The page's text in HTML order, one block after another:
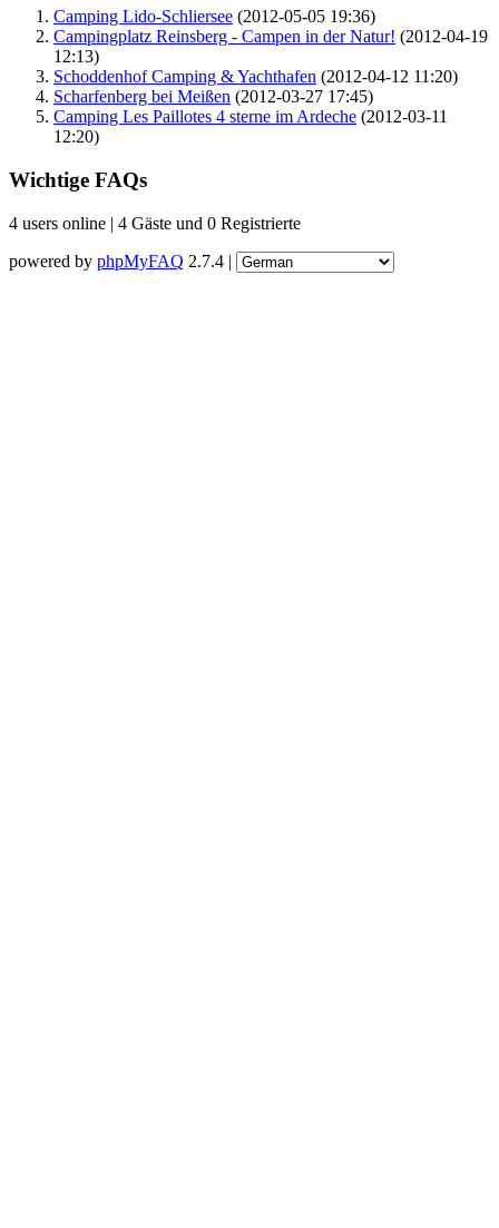
Camping Lido-Schliersee (2012-05-05 19:36)
Campingplatz Reinsberg - Campen in der Natur! (2012-04-19
12:13)
Schoddenhof Camping & Yachthafen (2012-04-12 11:20)
Scharfenberg bei Meißen (2012-03-27 17:45)
Camping Les Paillotes 4 sterne im Ardeche (2012-03-11
12:20)
Wichtige FAQs
4 users online | 4 Gäste und 0 Registrierte
powered by phpMyFAQ 2.7.4 |